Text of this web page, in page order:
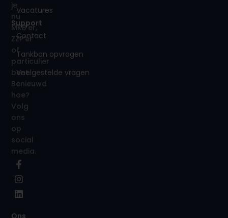
je
nu
MKB’er,
ZZP’er
of
particulier
bent.
Benieuwd
hoe?
Volg
ons
op
social
media.
Vacatures
Support
Contact
Tankbon opvragen
Veelgestelde vragen